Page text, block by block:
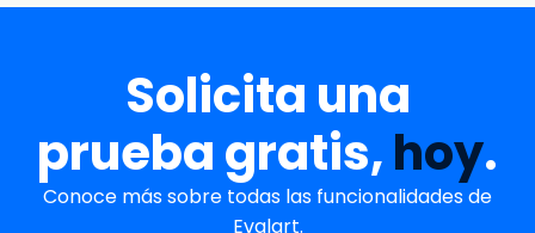
Solicita una
prueba gratis,hoy.
Conoce más sobre todas las funcionalidades de
Evalart.